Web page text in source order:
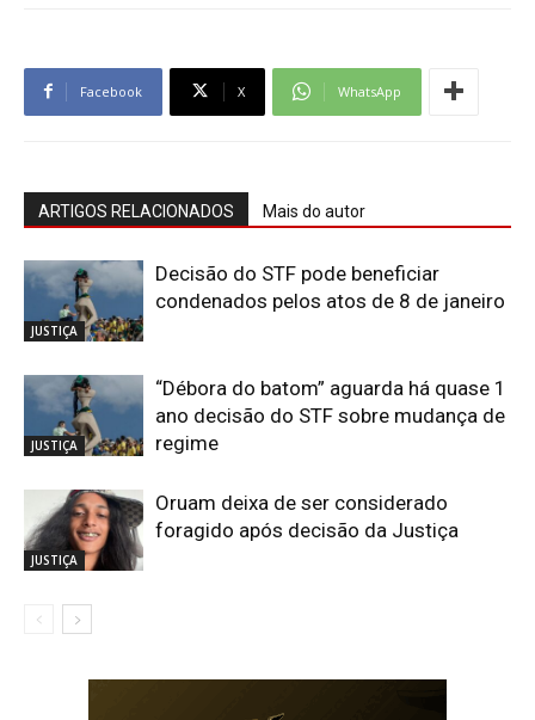
Facebook X WhatsApp
ARTIGOS RELACIONADOS Mais do autor
JUSTIÇA
Decisão do STF pode beneficiar
condenados pelos atos de 8 de janeiro
JUSTIÇA
“Débora do batom” aguarda há quase 1
ano decisão do STF sobre mudança de
regime
JUSTIÇA
Oruam deixa de ser considerado
foragido após decisão da Justiça